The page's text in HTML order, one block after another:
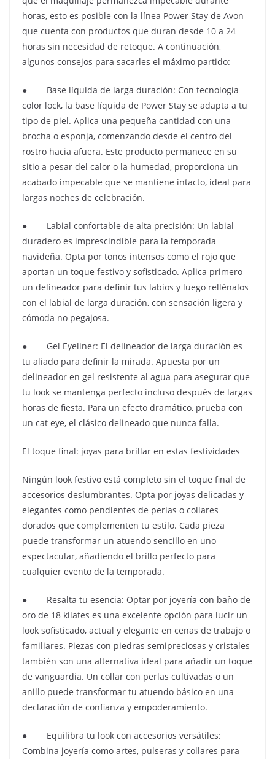
horas, esto es posible con la línea Power Stay de Avon
que cuenta con productos que duran desde 10 a 24
horas sin necesidad de retoque. A continuación,
algunos consejos para sacarles el máximo partido:
● Base líquida de larga duración: Con tecnología
color lock, la base líquida de Power Stay se adapta a tu
tipo de piel. Aplica una pequeña cantidad con una
brocha o esponja, comenzando desde el centro del
rostro hacia afuera. Este producto permanece en su
sitio a pesar del calor o la humedad, proporciona un
acabado impecable que se mantiene intacto, ideal para
largas noches de celebración.
● Labial confortable de alta precisión: Un labial
duradero es imprescindible para la temporada
navideña. Opta por tonos intensos como el rojo que
aportan un toque festivo y sofisticado. Aplica primero
un delineador para definir tus labios y luego rellénalos
con el labial de larga duración, con sensación ligera y
cómoda no pegajosa.
● Gel Eyeliner: El delineador de larga duración es
tu aliado para definir la mirada. Apuesta por un
delineador en gel resistente al agua para asegurar que
tu look se mantenga perfecto incluso después de largas
horas de fiesta. Para un efecto dramático, prueba con
un cat eye, el clásico delineado que nunca falla.
El toque final: joyas para brillar en estas festividades
Ningún look festivo está completo sin el toque final de
accesorios deslumbrantes. Opta por joyas delicadas y
elegantes como pendientes de perlas o collares
dorados que complementen tu estilo. Cada pieza
puede transformar un atuendo sencillo en uno
espectacular, añadiendo el brillo perfecto para
cualquier evento de la temporada.
● Resalta tu esencia: Optar por joyería con baño de
oro de 18 kilates es una excelente opción para lucir un
look sofisticado, actual y elegante en cenas de trabajo o
familiares. Piezas con piedras semipreciosas y cristales
también son una alternativa ideal para añadir un toque
de vanguardia. Un collar con perlas cultivadas o un
anillo puede transformar tu atuendo básico en una
declaración de confianza y empoderamiento.
● Equilibra tu look con accesorios versátiles:
Combina joyería como artes, pulseras y collares para